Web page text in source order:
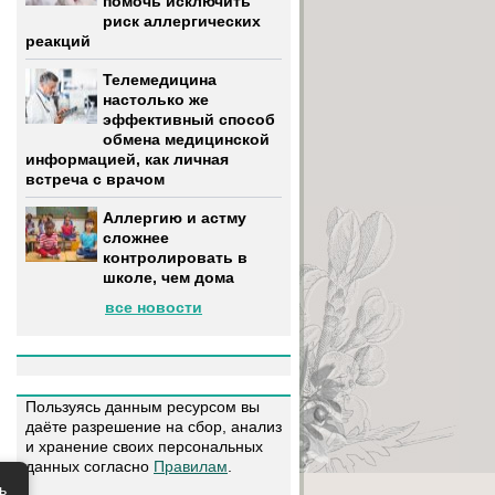
риск аллергических
реакций
Телемедицина
настолько же
эффективный способ
обмена медицинской
информацией, как личная
встреча с врачом
Аллергию и астму
сложнее
контролировать в
школе, чем дома
все новости
Пользуясь данным ресурсом вы
даёте разрешение на сбор, анализ
и хранение своих персональных
данных согласно Правилам